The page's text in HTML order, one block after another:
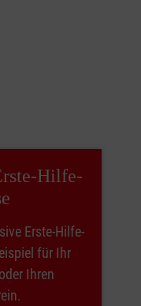
Hilfe-
Erste-Hilfe-
für Ihr
Ihren